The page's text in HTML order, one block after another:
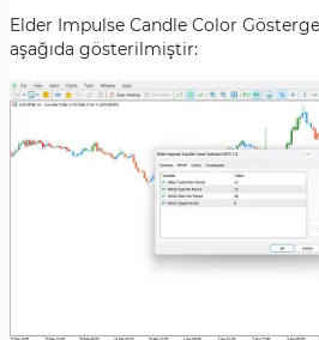
Elder Impulse Candle Color
aşağıda gösterilmiştir: